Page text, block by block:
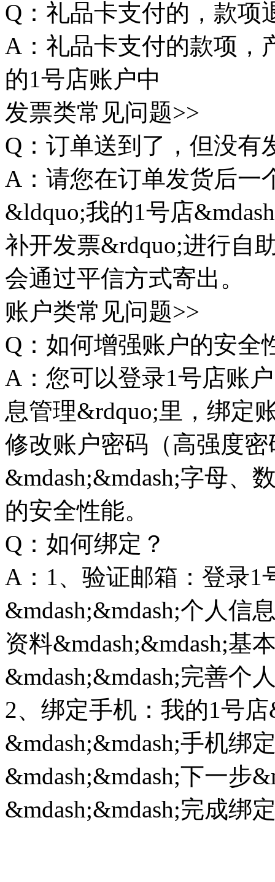
Q：礼品卡支付的，款项
A：礼品卡支付的款项，
的1号店账户中
发票类常见问题>>
Q：订单送到了，但没有
A：请您在订单发货后一
&ldquo;我的1号店
补开发票&rdquo;进行自
会通过平信方式寄出。
账户类常见问题>>
Q：如何增强账户的安全
A：您可以登录1号店账
息管理&rdquo;里，绑定
修改账户密码（高强度
&mdash;&mdash;字母、
的安全性能。
Q：如何绑定？
A：1、验证邮箱：登录1
&mdash;&mdash;个人信
资料&mdash;&mdash;基
&mdash;&mdash;完善个
2、绑定手机：我的1号
&mdash;&mdash;手机绑
&mdash;&mdash;下一步
&mdash;&mdash;完成绑